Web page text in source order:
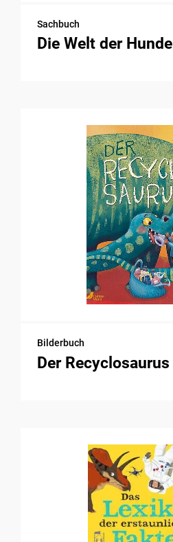
Sachbuch
Die Welt der Hunde
Bilderbuch
Der Recyclosaurus